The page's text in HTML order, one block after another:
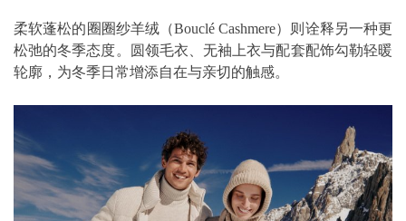
柔软蓬松的圈圈纱羊绒（Bouclé Cashmere）则诠释另一种更
松弛的冬季态度。圆领毛衣、无袖上衣与配套配饰勾勒轻暖
轮廓，为冬季日常增添自在与亲切的触感。